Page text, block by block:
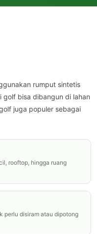
rumput sintetis
bisa dibangun di lahan
juga populer sebagai
rooftop, hingga ruang
perlu disiram atau dipotong